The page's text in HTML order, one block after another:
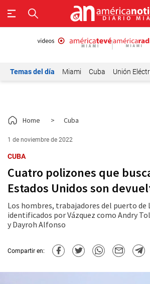
Temas del día Miami Cuba Unión
Home > Cuba
1 de noviembre de 2022
CUBA
Cuatro polizones que
Estados Unidos son
Los hombres, trabajadores del puerto de
identificados por Vázquez como Andry
y Dayroh Alfonso
Compartir en: